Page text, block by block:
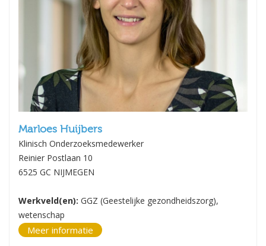
Marloes Huijbers
Klinisch Onderzoeksmedewerker
Reinier Postlaan 10
6525 GC NIJMEGEN
Werkveld(en): GGZ (Geestelijke gezondheidszorg),
wetenschap
Meer informatie